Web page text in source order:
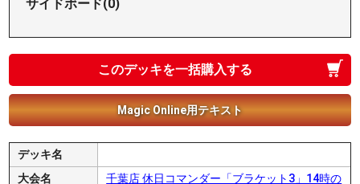
サイドボード(0)
このデッキを一括購入する
Magic Online用テキスト
デッキ名
大会名
千葉店 休日コマンダー「ブラケット3」14時の